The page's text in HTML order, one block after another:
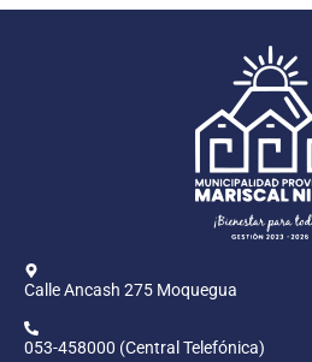
Calle Ancash 275 Moquegua
053-458000 (Central Telefónica)